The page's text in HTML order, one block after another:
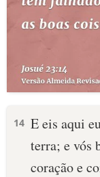
14 E eis aqui
terra; e vós
coração e